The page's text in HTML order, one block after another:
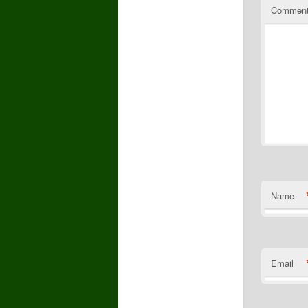
Name
Email